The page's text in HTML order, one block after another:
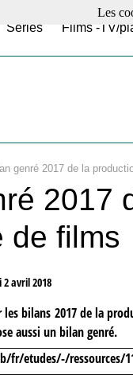
Séries Films -TV/
genré 2017 de la
2017
de films
avril 2018
les bilans 2017 de la
aussi un bilan genré.
etudes/-/ressources/
Les